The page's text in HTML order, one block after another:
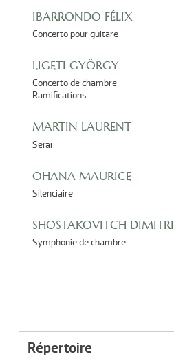
IBARRONDO FÉLIX
Concerto pour guitare
LIGETI GYÖRGY
Concerto de chambre
Ramifications
MARTIN LAURENT
Seraï
OHANA MAURICE
Silenciaire
SHOSTAKOVITCH DIMITRI
Symphonie de chambre
Répertoire